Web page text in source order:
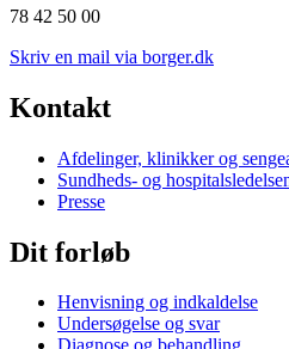
78 42 50 00
Skriv en mail via borger.dk
Kontakt
Afdelinger, klinikker og
Sundheds- og
Presse
Dit forløb
Henvisning og indkaldelse
Undersøgelse og svar